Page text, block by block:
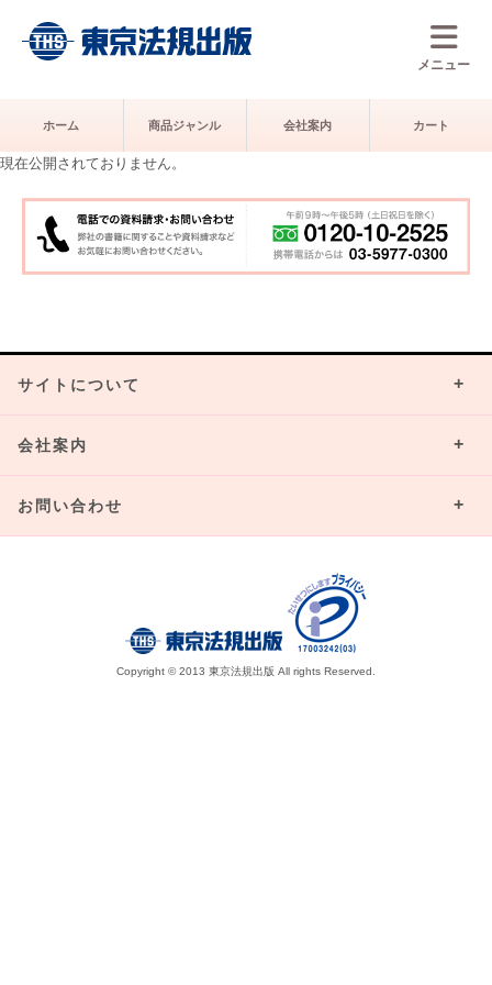
メニュー
ホーム 商品ジャンル 会社案内 カート
現在公開されておりません。
サイトについて
会社案内
お問い合わせ
Copyright © 2013 東京法規出版 All rights Reserved.